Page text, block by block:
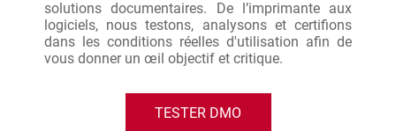
solutions documentaires. De l’imprimante aux
logiciels, nous testons, analysons et certifions
dans les conditions réelles d'utilisation afin de
vous donner un œil objectif et critique.
TESTER DMO